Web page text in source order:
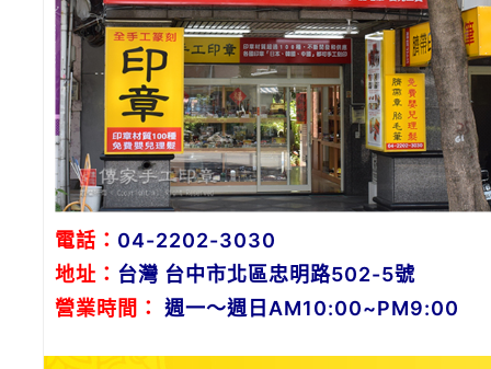
電話： 04-2202-3030
地址： 台灣 台中市北區忠明路502-5號
營業時間：
週一～週日AM10:00~PM9:00